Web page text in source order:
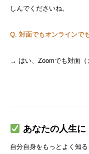
しんでくださいね。
Q. 対面でもオンラインで
→ はい、Zoomでも対面（
あなたの人生に
自分自身をもっとよく知